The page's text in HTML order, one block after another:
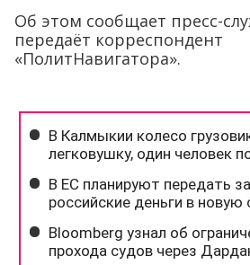
Об этом сообщает пресс-
передаёт корреспондент
«ПолитНавигатора».